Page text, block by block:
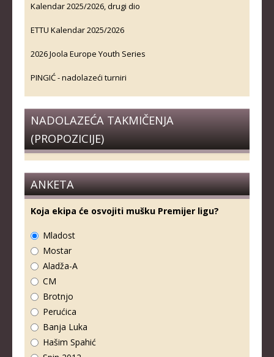
Kalendar 2025/2026, drugi dio
ETTU Kalendar 2025/2026
2026 Joola Europe Youth Series
PINGIĆ - nadolazeći turniri
NADOLAZEĆA TAKMIČENJA
(PROPOZICIJE)
ANKETA
Koja ekipa će osvojiti mušku Premijer ligu?
Mladost
Mostar
Aladža-A
CM
Brotnjo
Perućica
Banja Luka
Hašim Spahić